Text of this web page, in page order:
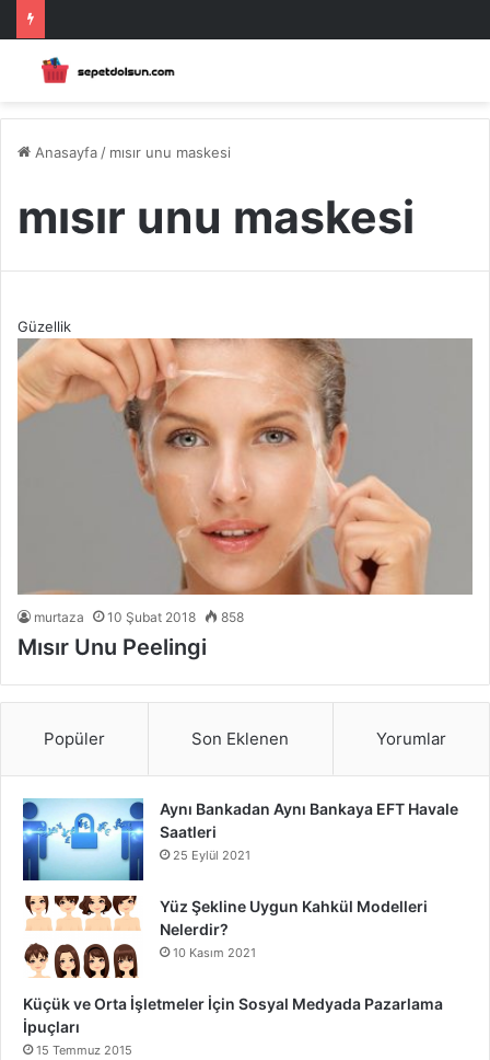
Anasayfa / mısır unu maskesi
mısır unu maskesi
Güzellik
murtaza 10 Şubat 2018 858
Mısır Unu Peelingi
Popüler Son Eklenen Yorumlar
Aynı Bankadan Aynı Bankaya EFT Havale
Saatleri
25 Eylül 2021
Yüz Şekline Uygun Kahkül Modelleri
Nelerdir?
10 Kasım 2021
Küçük ve Orta İşletmeler İçin Sosyal Medyada Pazarlama
İpuçları
15 Temmuz 2015